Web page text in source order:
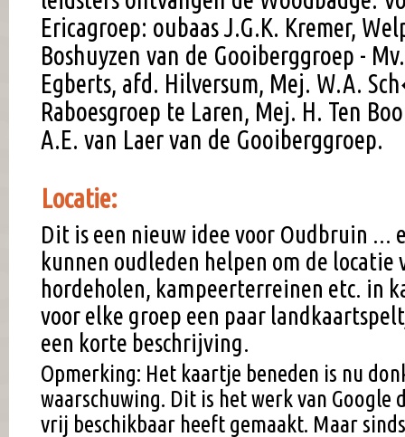
Ericagroep: oubaas J.G.K. Kremer,
Boshuyzen van de Gooiberggroep -
Egberts, afd. Hilversum, Mej. W.A.
Raboesgroep te Laren, Mej. H. Ten
A.E. van Laer van de Gooiberggroep.
Locatie:
Dit is een nieuw idee voor Oudbruin
kunnen oudleden helpen om de locatie
hordeholen, kampeerterreinen etc. in
voor elke groep een paar
een korte beschrijving.
Opmerking: Het kaartje beneden is nu
waarschuwing. Dit is het werk van Google
vrij beschikbaar heeft gemaakt. Maar